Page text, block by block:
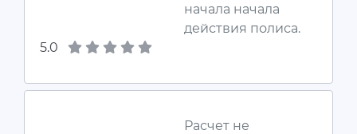
начала начала
действия полиса.
5.0
Расчет не